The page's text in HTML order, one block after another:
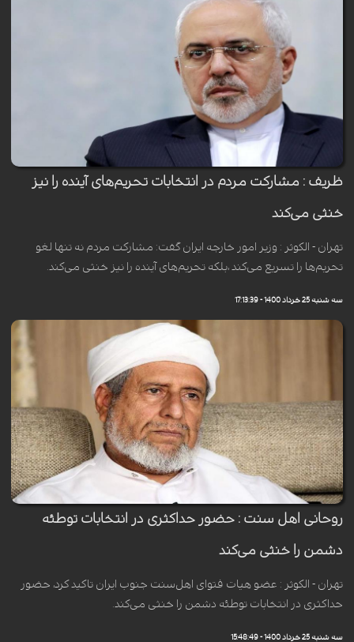
ظریف : مشارکت مردم در انتخابات تحریم‌های آینده را نیز
خنثی می‌کند
تهران - الکوثر : وزیر امور خارجه ایران گفت: مشارکت مردم نه تنها لغو
تحریم‌ها را تسریع می‌کند ،بلکه تحریم‌های آینده را نیز خنثی می‌کند.
سه شنبه 25 خرداد 1400 - 17:13:39
روحانی اهل سنت : حضور حداکثری در انتخابات توطئه
دشمن را خنثی می‌کند
تهران - الکوثر : عضو هیات فتوای اهل‌سنت جنوب ایران تاکید کرد، حضور
حداکثری در انتخابات توطئه دشمن را خنثی می‌کند.
سه شنبه 25 خرداد 1400 - 15:48:49